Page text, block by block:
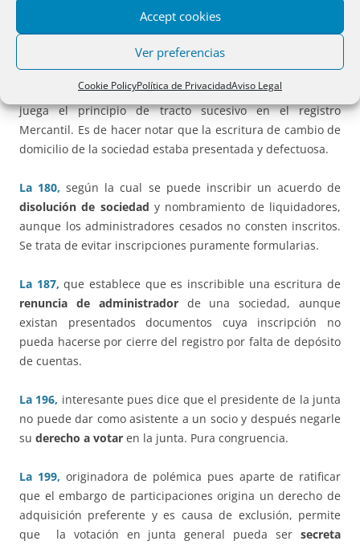
Accept cookies
Ver preferencias
Cookie PolicyPolítica de PrivacidadAviso Legal
La 173, según la cual para inscribir larenuncia de un
solidario, es suficiente que la notificación a
la sociedad se haga en su nuevo domicilio, aunque dicho
domicilio no conste inscrito. Es decir que en estos casos no
juega el principio de tracto sucesivo en el registro
Mercantil. Es de hacer notar que la escritura de cambio de
domicilio de la sociedad estaba presentada y defectuosa.
La 180, según la cual se puede inscribir un acuerdo de
disolución de sociedad y nombramiento de liquidadores,
aunque los administradores cesados no consten inscritos.
Se trata de evitar inscripciones puramente formularias.
La 187, que establece que es inscribible una escritura de
renuncia de administradorde una sociedad, aunque
existan presentados documentos cuya inscripción no
pueda hacerse por cierre del registro por falta de depósito
de cuentas.
La 196, interesante pues dice que el presidente de la junta
no puede dar como asistente a un socio y después negarle
su derecho a votar en la junta. Pura congruencia.
La 199, originadora de polémica pues aparte de ratificar
que el embargo de participaciones origina un derecho de
adquisición preferente y es causa de exclusión, permite
que la votación en junta general pueda ser secreta